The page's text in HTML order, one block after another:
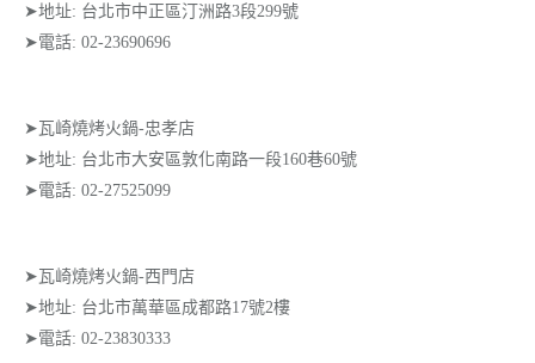
➤地址: 台北市中正區汀洲路3段299號
➤電話: 02-23690696
➤瓦崎燒烤火鍋-忠孝店
➤地址: 台北市大安區敦化南路一段160巷60號
➤電話: 02-27525099
➤瓦崎燒烤火鍋-西門店
➤地址: 台北市萬華區成都路17號2樓
➤電話: 02-23830333